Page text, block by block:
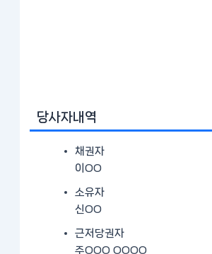
당사자내역
채권자
이OO
소유자
신OO
근저당권자
주OOO OOOO